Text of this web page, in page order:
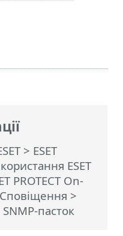
> ESET
ESET
PROTECT On-
Сповіщення >
пасток